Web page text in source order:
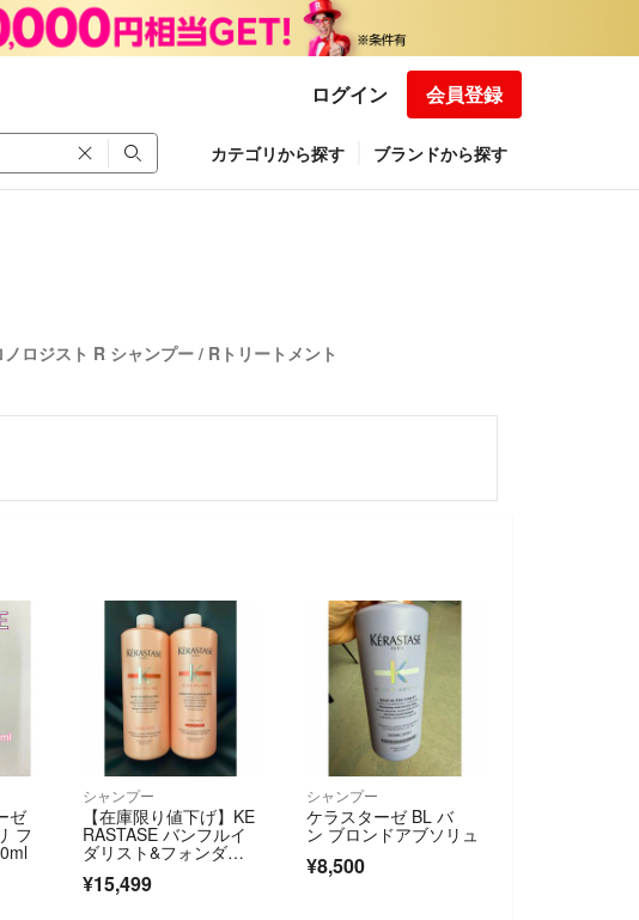
ログイン 会員登録
カテゴリから探す ブランドから探す
ロジスト R シャンプー / Rトリートメント
ゼ
フ
シャンプー
【在庫限り値下げ】KE
RASTASE バンフルイ
ダリスト&フォンダン
フルイダリス
¥15,499
シャンプー
ケラスターゼ BL バ
ン ブロンドアブソリュ
¥8,500